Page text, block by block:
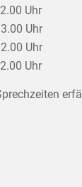
Uhr
Uhr
Uhr
Uhr